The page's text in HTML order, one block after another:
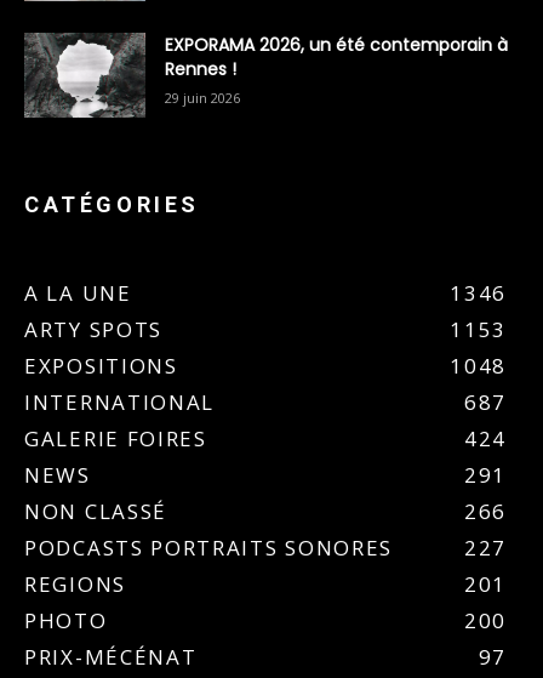
EXPORAMA 2026, un été contemporain à
Rennes !
29 juin 2026
CATÉGORIES
A LA UNE
1346
ARTY SPOTS
1153
EXPOSITIONS
1048
INTERNATIONAL
687
GALERIE FOIRES
424
NEWS
291
NON CLASSÉ
266
PODCASTS PORTRAITS SONORES
227
REGIONS
201
PHOTO
200
PRIX-MÉCÉNAT
97